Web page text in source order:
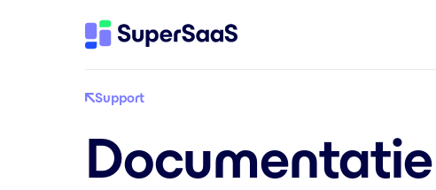
Support
Documentatie